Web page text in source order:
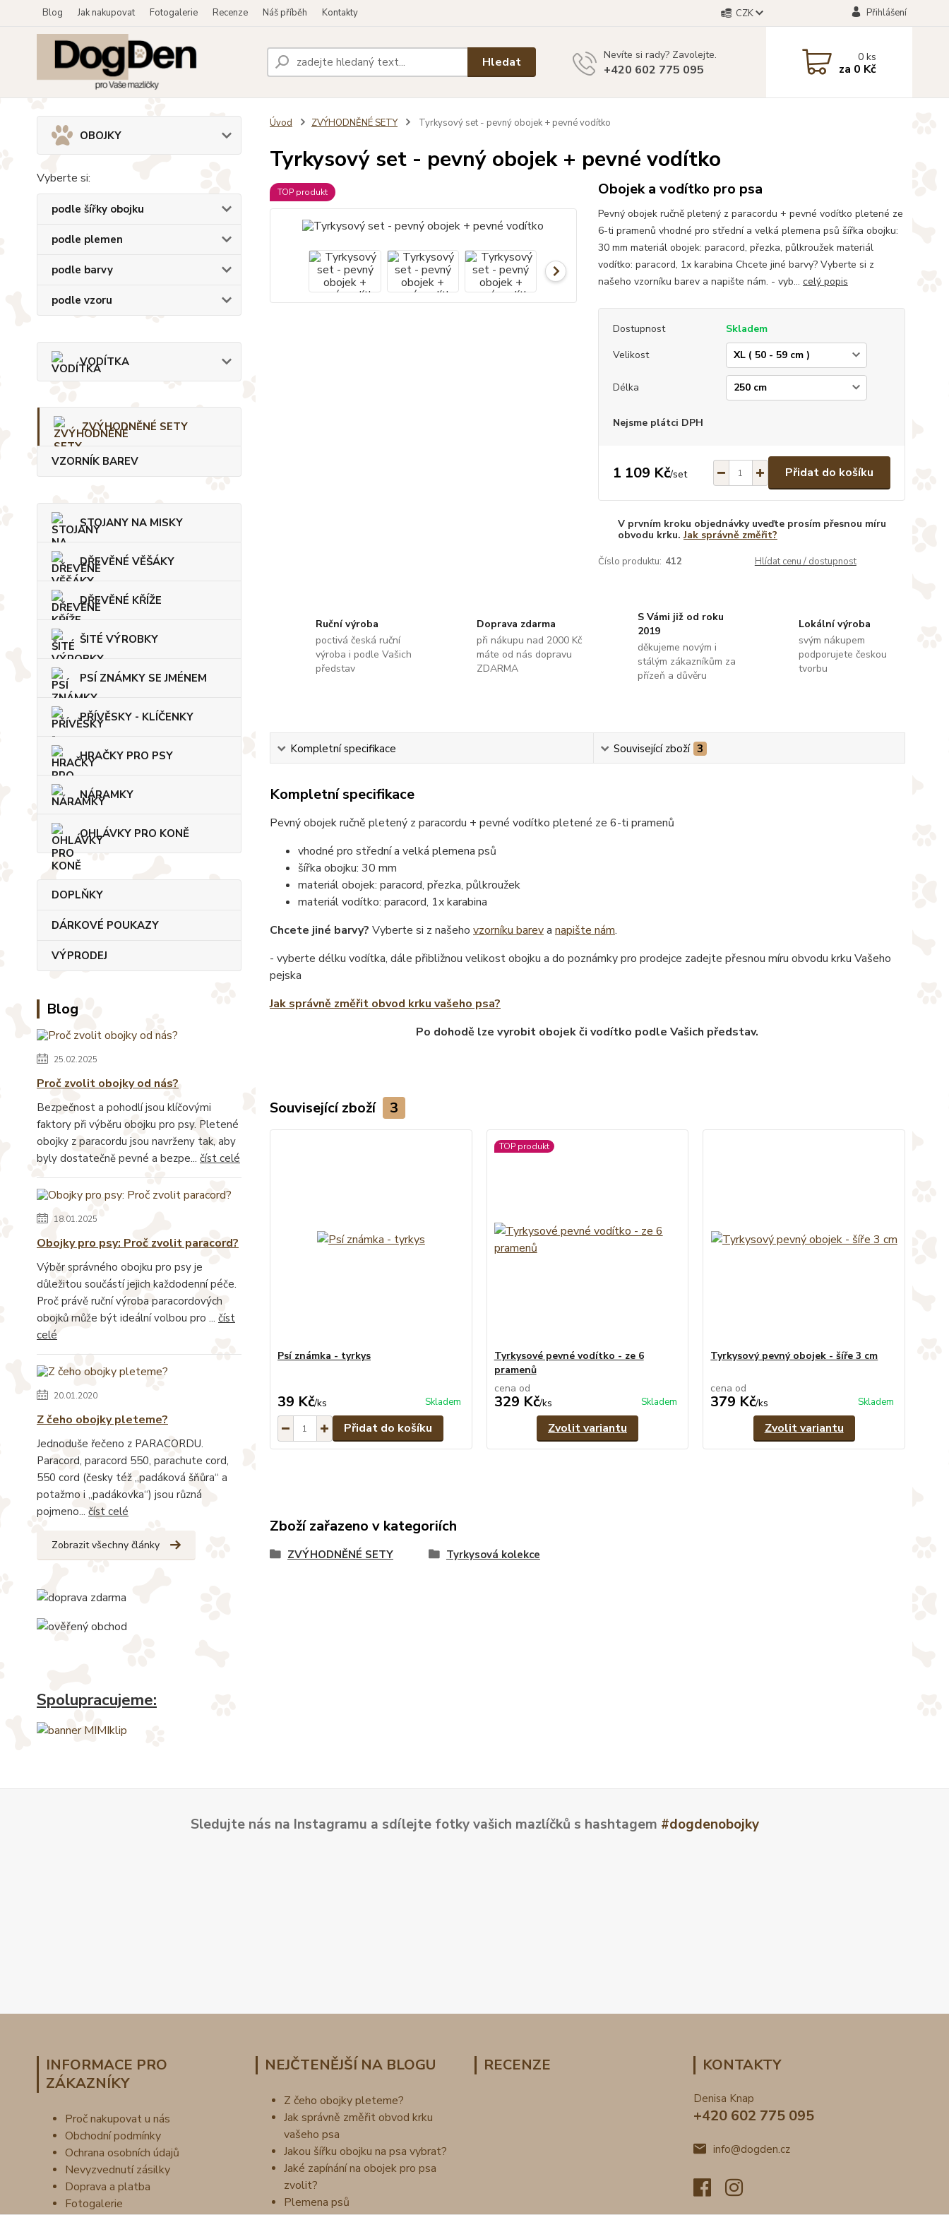
Blog Jak nakupovat Fotogalerie Recenze Náš příběh Kontakty CZK Přihlášení
Hledat Nevíte si rady? Zavolejte.
+420 602 775 095
0ks
za 0 Kč
OBOJKY
Vyberte si:
podle šířky obojku
podle plemen
podle barvy
podle vzoru
VODÍTKA
ZVÝHODNĚNÉ SETY
VZORNÍK BAREV
STOJANY NA MISKY
DŘEVĚNÉ VĚŠÁKY
DŘEVĚNÉ KŘÍŽE
ŠITÉ VÝROBKY
PSÍ ZNÁMKY SE JMÉNEM
PŘÍVĚSKY - KLÍČENKY
HRAČKY PRO PSY
NÁRAMKY
OHLÁVKY PRO KONĚ
DOPLŇKY
DÁRKOVÉ POUKAZY
VÝPRODEJ
Blog
25.02.2025
Proč zvolit obojky od nás?
Bezpečnost a pohodlí jsou klíčovými
faktory při výběru obojku pro psy. Pletené
obojky z paracordu jsou navrženy tak, aby
byly dostatečně pevné a bezpe... číst celé
18.01.2025
Obojky pro psy: Proč zvolit paracord?
Výběr správného obojku pro psy je
důležitou součástí jejich každodenní péče.
Proč právě ruční výroba paracordových
obojků může být ideální volbou pro ... číst
celé
20.01.2020
Z čeho obojky pleteme?
Jednoduše řečeno z PARACORDU.
Paracord, paracord 550, parachute cord,
550 cord (česky též „padáková šňůra“ a
potažmo i „padákovka“) jsou různá
pojmeno... číst celé
Zobrazit všechny články
Spolupracujeme:
Úvod ZVÝHODNĚNÉ SETY Tyrkysový set - pevný obojek + pevné vodítko
Tyrkysový set - pevný obojek + pevné vodítko
TOP produkt Obojek a vodítko pro psa
Pevný obojek ručně pletený z paracordu + pevné vodítko pletené ze
6-ti pramenů vhodné pro střední a velká plemena psů šířka obojku:
30 mm materiál obojek: paracord, přezka, půlkroužek materiál
vodítko: paracord, 1x karabina Chcete jiné barvy? Vyberte si z
našeho vzorníku barev a napište nám. - vyb... celý popis
Dostupnost
Skladem
Velikost
Délka
Nejsme plátci DPH
1 109 Kč/set Přidat do košíku
V prvním kroku objednávky uveďte prosím přesnou míru
obvodu krku.Jak správně změřit?
Číslo produktu: 412 Hlídat cenu / dostupnost
Ruční výroba
poctivá česká ruční
výroba i podle Vašich
představ
Doprava zdarma
při nákupu nad 2000 Kč
máte od nás dopravu
ZDARMA
S Vámi již od roku
2019
děkujeme novým i
stálým zákazníkům za
přízeň a důvěru
Lokální výroba
svým nákupem
podporujete českou
tvorbu
Kompletní specifikace Související zboží 3
Kompletní specifikace
Pevný obojek ručně pletený z paracordu + pevné vodítko pletené ze 6-ti pramenů
vhodné pro střední a velká plemena psů
šířka obojku: 30 mm
materiál obojek: paracord, přezka, půlkroužek
materiál vodítko: paracord, 1x karabina
Chcete jiné barvy? Vyberte si z našeho vzorníku bareva napište nám.
- vyberte délku vodítka, dále přibližnou velikost obojku a do poznámky pro prodejce zadejte přesnou míru obvodu krku Vašeho
pejska
Jak správně změřit obvod krku vašeho psa?
Po dohodě lze vyrobit obojek či vodítko podle Vašich představ.
Související zboží 3
Psí známka - tyrkys
39 Kč/ks Skladem
Přidat do košíku
TOP produkt
Tyrkysové pevné vodítko - ze 6
pramenů
cena od
329 Kč/ks Skladem
Zvolit variantu
Tyrkysový pevný obojek - šíře 3 cm
cena od
379 Kč/ks Skladem
Zvolit variantu
Zboží zařazeno v kategoriích
ZVÝHODNĚNÉ SETY Tyrkysová kolekce
Sledujte nás na Instagramu a sdílejte fotky vašich mazlíčků s hashtagem #dogdenobojky
INFORMACE PRO
ZÁKAZNÍKY
Proč nakupovat u nás
Obchodní podmínky
Ochrana osobních údajů
Nevyzvednutí zásilky
Doprava a platba
Fotogalerie
NEJČTENĚJŠÍ NA BLOGU
Z čeho obojky pleteme?
Jak správně změřit obvod krku
vašeho psa
Jakou šířku obojku na psa vybrat?
Jaké zapínání na obojek pro psa
zvolit?
Plemena psů
RECENZE KONTAKTY
Denisa Knap
+420 602 775 095
info@dogden.cz